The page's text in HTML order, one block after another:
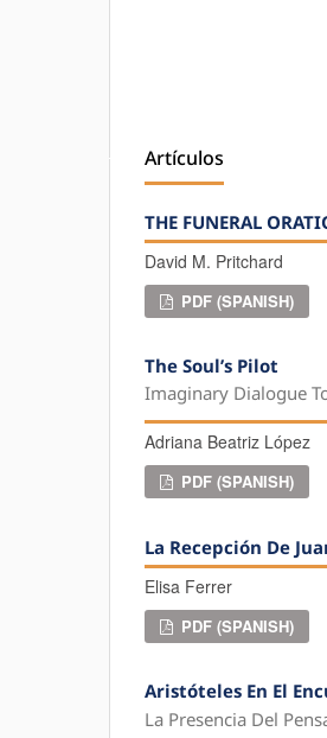
Artículos
THE FUNERAL
David M. Pritchard
PDF (SPANISH)
The Soul’s Pilot
Imaginary Dialogue
Adriana Beatriz López
PDF (SPANISH)
La Recepción De
Elisa Ferrer
PDF (SPANISH)
Aristóteles En El
La Presencia Del